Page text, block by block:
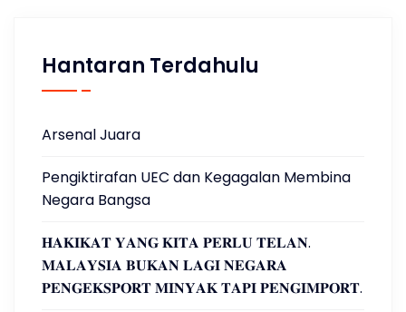
Hantaran Terdahulu
Arsenal Juara
Pengiktirafan UEC dan Kegagalan Membina
Negara Bangsa
𝐇𝐀𝐊𝐈𝐊𝐀𝐓 𝐘𝐀𝐍𝐆 𝐊𝐈𝐓𝐀 𝐏𝐄𝐑𝐋𝐔 𝐓𝐄𝐋𝐀𝐍.
𝐌𝐀𝐋𝐀𝐘𝐒𝐈𝐀 𝐁𝐔𝐊𝐀𝐍 𝐋𝐀𝐆𝐈 𝐍𝐄𝐆𝐀𝐑𝐀
𝐏𝐄𝐍𝐆𝐄𝐊𝐒𝐏𝐎𝐑𝐓 𝐌𝐈𝐍𝐘𝐀𝐊 𝐓𝐀𝐏𝐈 𝐏𝐄𝐍𝐆𝐈𝐌𝐏𝐎𝐑𝐓.